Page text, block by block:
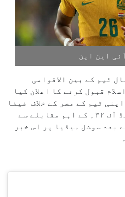
این این
ٹیم کے بین الاقوامی
قبول کرنے کا اعلان کیا
ٹیم کے مصر کے خلاف فیفا
ورلڈ کپ۲۰۲۶ء کے راؤنڈ آف ۳۲؍ کے اہم مقابلے سے
بعد سوشل میڈیا پر اس خبر